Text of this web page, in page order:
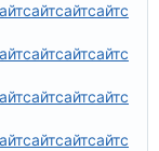
сайтсайтсайтс
сайтсайтсайтс
сайтсайтсайтс
сайтсайтсайтс